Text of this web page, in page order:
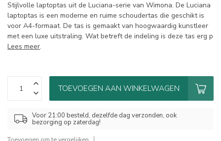
Stijlvolle laptoptas uit de Luciana-serie van Wimona. De Luciana
laptoptas is een moderne en ruime schoudertas die geschikt is
voor A4-formaat. De tas is gemaakt van hoogwaardig kunstleer
met een luxe uitstraling. Wat betreft de indeling is deze tas erg p
Lees meer.
TOEVOEGEN AAN WINKELWAGEN
Voor 21:00 besteld, dezelfde dag verzonden, ook
bezorging op zaterdag!